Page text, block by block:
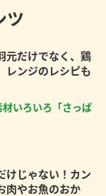
ツ
元だけでなく、鶏
レンジのレシピも
いろいろ「さっぱ
けじゃない！カン
肉やお魚のおか